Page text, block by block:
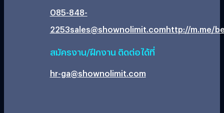
085-848-
2253sales@shownolimit.comhttp://m.me/
สมัครงาน/ฝึกงาน ติดต่อได้ที่
hr-ga@shownolimit.com